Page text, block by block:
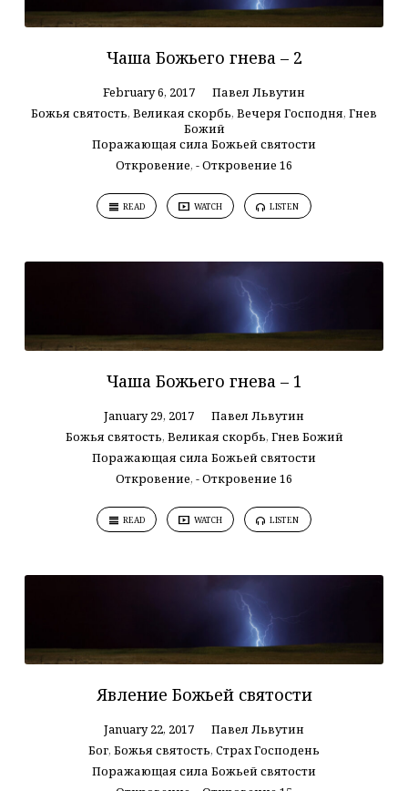
Чаша Божьего гнева – 2
February 6, 2017
Павел Львутин
Божья святость, Великая скорбь, Вечеря Господня, Гнев
Божий
Поражающая сила Божьей святости
Откровение, - Откровение 16
READ WATCH LISTEN
Чаша Божьего гнева – 1
January 29, 2017
Павел Львутин
Божья святость, Великая скорбь, Гнев Божий
Поражающая сила Божьей святости
Откровение, - Откровение 16
READ WATCH LISTEN
Явление Божьей святости
January 22, 2017
Павел Львутин
Бог, Божья святость, Страх Господень
Поражающая сила Божьей святости